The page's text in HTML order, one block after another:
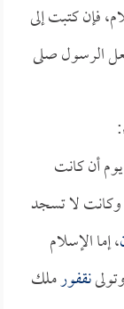
فإن كتبت إلى
الرسول صلى
أن كانت
وكانت لا تسجد
، إما الإسلام
نقفورملك